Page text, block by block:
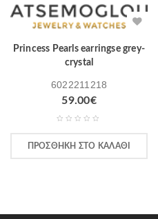
Princess Pearls earringse grey-
crystal
6022211218
59.00€
ΠΡΟΣΘΉΚΗ ΣΤΟ ΚΑΛΆΘΙ